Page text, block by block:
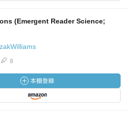
(Emergent Reader Science;
8